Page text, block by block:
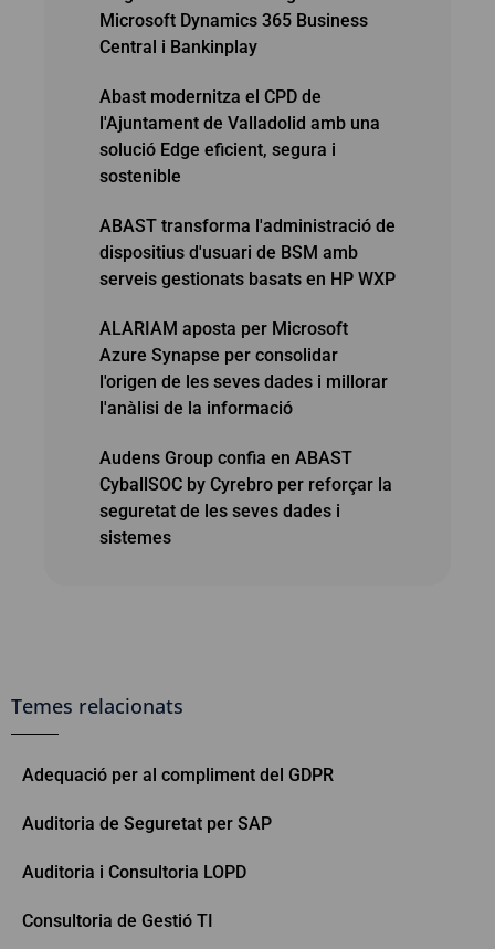
Microsoft Dynamics 365 Business
Central i Bankinplay
Abast modernitza el CPD de
l'Ajuntament de Valladolid amb una
solució Edge eficient, segura i
sostenible
ABAST transforma l'administració de
dispositius d'usuari de BSM amb
serveis gestionats basats en HP WXP
ALARIAM aposta per Microsoft
Azure Synapse per consolidar
l'origen de les seves dades i millorar
l'anàlisi de la informació
Audens Group confia en ABAST
CyballSOC by Cyrebro per reforçar la
seguretat de les seves dades i
sistemes
Temes relacionats
Adequació per al compliment del GDPR
Auditoria de Seguretat per SAP
Auditoria i Consultoria LOPD
Consultoria de Gestió TI